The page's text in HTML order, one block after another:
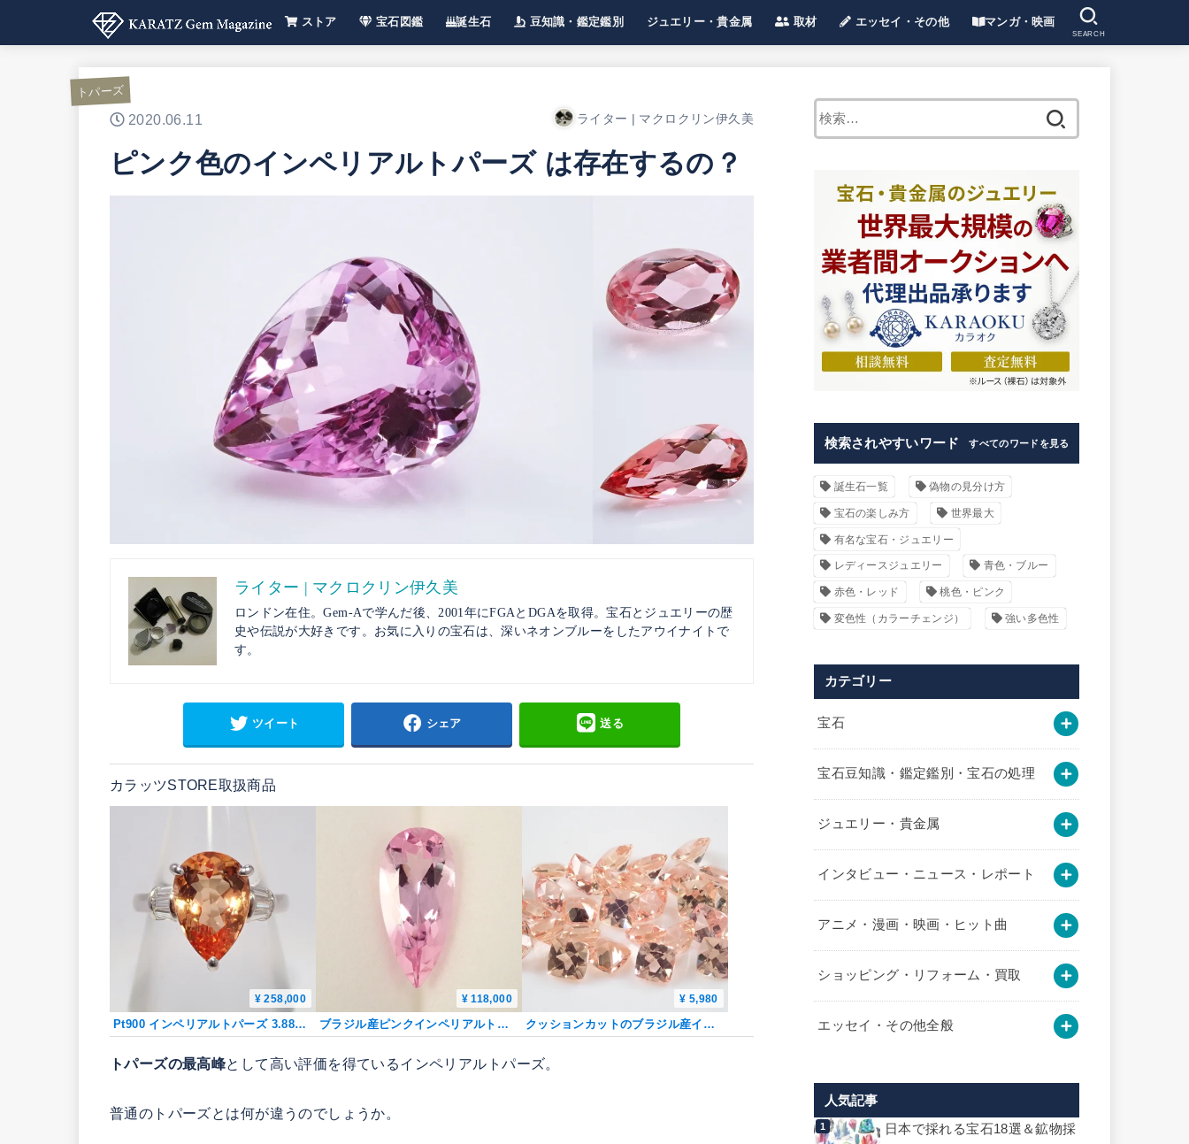
ストア 宝石図鑑 誕生石 豆知識・鑑定鑑別 ジュエリー・貴金属 取材 エッセイ・その他 マンガ・映画
SEARCH
トパーズ
2020.06.11 ライター | マクロクリン伊久美
ピンク色のインペリアルトパーズ は存在するの？
ライター | マクロクリン伊久美
ロンドン在住。Gem-Aで学んだ後、2001年にFGAとDGAを取得。宝石とジュエリーの歴
史や伝説が大好きです。お気に入りの宝石は、深いネオンブルーをしたアウイナイトで
す。
ツイート シェア 送る
カラッツSTORE取扱商品
¥ 258,000
Pt900 インペリアルトパーズ 3.88ct・ダイヤモンド0.26ct リング 鑑別書
¥ 118,000
ブラジル産ピンクインペリアルトパーズ 1.907ctルース 日独鑑
¥ 5,980
クッションカットのブラジル産インペリアルトパーズ1石ルース（3mm）《複数購入割引有》
トパーズの最高峰として高い評価を得ているインペリアルトパーズ。
普通のトパーズとは何が違うのでしょうか。
検索されやすいワード すべてのワードを見る
誕生石一覧 偽物の見分け方
宝石の楽しみ方 世界最大
有名な宝石・ジュエリー
レディースジュエリー 青色・ブルー
赤色・レッド 桃色・ピンク
変色性（カラーチェンジ） 強い多色性
カテゴリー
宝石
宝石豆知識・鑑定鑑別・宝石の処理
ジュエリー・貴金属
インタビュー・ニュース・レポート
アニメ・漫画・映画・ヒット曲
ショッピング・リフォーム・買取
エッセイ・その他全般
人気記事
日本で採れる宝石18選＆鉱物採